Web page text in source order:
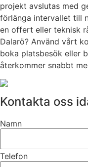
projekt avslutas med
förlänga intervallet till
en offert eller teknisk
Dalarö? Använd vårt
boka platsbesök eller
återkommer snabbt
Kontakta oss
Namn
Telefon